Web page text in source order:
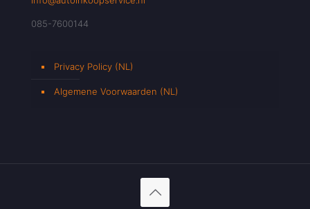
085-7600144
Privacy Policy (NL)
Algemene Voorwaarden (NL)